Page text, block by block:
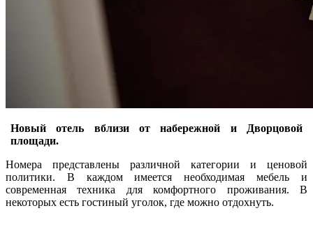
Новый отель вблизи от набережной и Дворцовой
площади.
Номера представлены различной категории и ценовой
политики. В каждом имеется необходимая мебель и
современная техника для комфортного проживания. В
некоторых есть гостиный уголок, где можно отдохнуть.